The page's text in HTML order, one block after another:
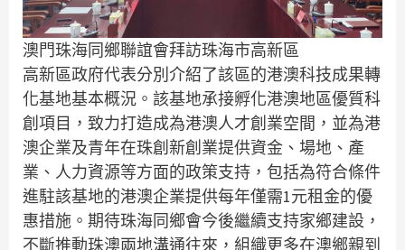
澳門珠海同鄉聯誼會拜訪珠海市高新區
高新區政府代表分別介紹了該區的港澳科技成果轉
化基地基本概況。該基地承接孵化港澳地區優質科
創項目，致力打造成為港澳人才創業空間，並為港
澳企業及青年在珠創新創業提供資金、場地、產
業、人力資源等方面的政策支持，包括為符合條件
進駐該基地的港澳企業提供每年僅需1元租金的優
惠措施。期待珠海同鄉會今後繼續支持家鄉建設，
不斷推動珠澳兩地溝通往來，組織更多在澳鄉親到